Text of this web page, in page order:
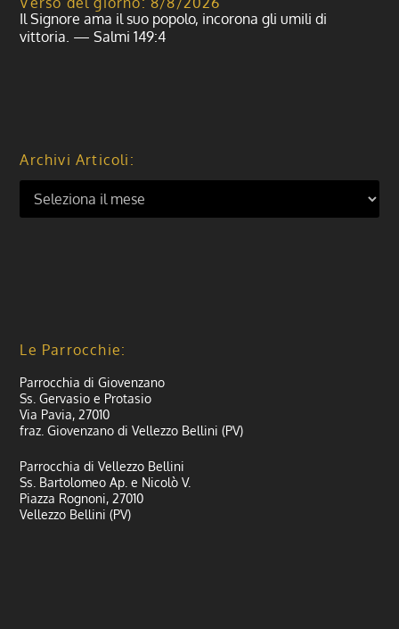
Il Signore ama il suo popolo, incorona gli umili di
vittoria. — Salmi 149:4
Archivi Articoli:
Le Parrocchie:
Parrocchia di Giovenzano
Ss. Gervasio e Protasio
Via Pavia, 27010
fraz. Giovenzano di Vellezzo Bellini (PV)
Parrocchia di Vellezzo Bellini
Ss. Bartolomeo Ap. e Nicolò V.
Piazza Rognoni, 27010
Vellezzo Bellini (PV)